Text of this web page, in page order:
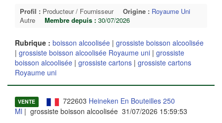
Profil : Producteur / Fournisseur Origine : Royaume Uni
Autre
Membre depuis : 30/07/2026
Rubrique : boisson alcoolisée | grossiste boisson alcoolisée
| grossiste boisson alcoolisée Royaume uni | grossiste
boisson alcoolisée | grossiste cartons | grossiste cartons
Royaume uni
VENTE 722603 Heineken En Bouteilles 250
Ml | grossiste boisson alcoolisée 31/07/2026 15:59:53